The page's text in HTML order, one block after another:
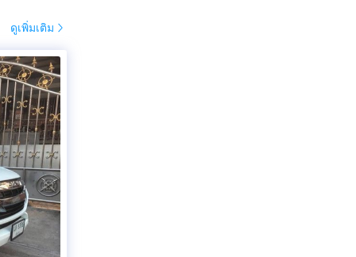
ดูเพิ่มเติม